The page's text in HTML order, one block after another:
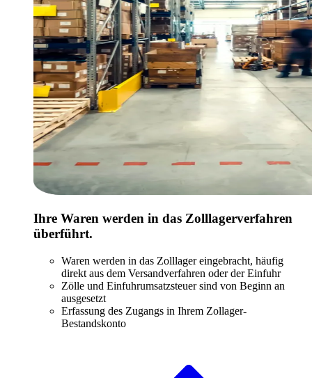
Ihre Waren werden in das Zolllagerverfahren
überführt.
Waren werden in das Zolllager eingebracht, häufig
direkt aus dem Versandverfahren oder der Einfuhr
Zölle und Einfuhrumsatzsteuer sind von Beginn an
ausgesetzt
Erfassung des Zugangs in Ihrem Zollager-
Bestandskonto